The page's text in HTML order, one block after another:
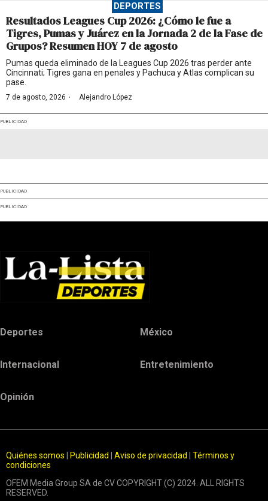
DEPORTES
Resultados Leagues Cup 2026: ¿Cómo le fue a
Tigres, Pumas y Juárez en la Jornada 2 de la Fase de
Grupos? Resumen HOY 7 de agosto
Pumas queda eliminado de la Leagues Cup 2026 tras perder ante
Cincinnati; Tigres gana en penales y Pachuca y Atlas complican su
pase.
7 de agosto, 2026 · Alejandro López
PUBLICIDAD
PUBLICIDAD
PUBLICIDAD
Deportes México
Internacional Entretenimiento
Opinión
Quiénes somos Publicidad Aviso de privacidad
Términos y
condiciones
OFEM Media Group SA de CV COPYRIGHT (C) 2024. ALL RIGHTS
RESERVED.